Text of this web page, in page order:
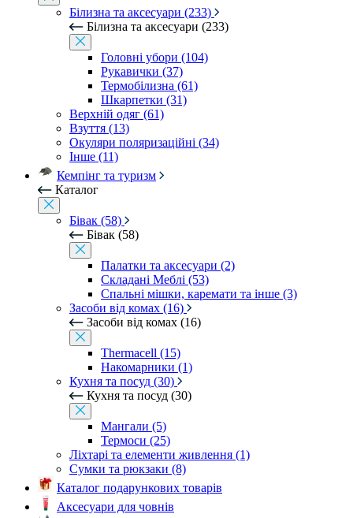
Білизна та аксесуари (233)
Білизна та аксесуари (233)
Головні убори (104)
Рукавички (37)
Термобілизна (61)
Шкарпетки (31)
Верхній одяг (61)
Взуття (13)
Окуляри поляризаційні (34)
Інше (11)
Кемпінг та туризм
Каталог
Бівак (58)
Бівак (58)
Палатки та аксесуари (2)
Складані Меблі (53)
Спальні мішки, каремати та інше (3)
Засоби від комах (16)
Засоби від комах (16)
Thermacell (15)
Накомарники (1)
Кухня та посуд (30)
Кухня та посуд (30)
Мангали (5)
Термоси (25)
Ліхтарі та елементи живлення (1)
Сумки та рюкзаки (8)
Каталог подарункових товарів
Аксесуари для човнів